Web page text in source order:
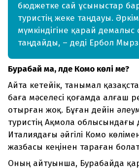
бюджетке сай ұсыныстар
туристің жеке таңдауы.
мүмкіндігіне қарай
таңдайды, – деді Ербол
Бурабай ма, әлде Комо көлі ме?
Айта кетейік, танымал
баға мәселесі қоғамда алғаш
отырған жоқ. Бұған дейін
туристің Ақмола
Италиядағы әйгілі Комо
жазбасы кеңінен тараған
Оның айтуынша, Бурабайда